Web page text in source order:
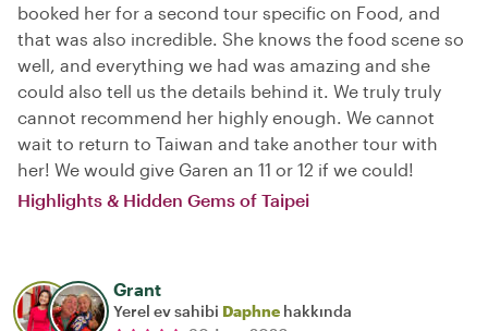
booked her for a second tour specific on Food, and
that was also incredible. She knows the food scene so
well, and everything we had was amazing and she
could also tell us the details behind it. We truly truly
cannot recommend her highly enough. We cannot
wait to return to Taiwan and take another tour with
her! We would give Garen an 11 or 12 if we could!
Highlights & Hidden Gems of Taipei
Grant
Yerel ev sahibi Daphne hakkında